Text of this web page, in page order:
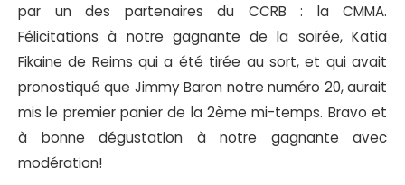
par un des partenaires du CCRB : la CMMA.
Félicitations à notre gagnante de la soirée, Katia
Fikaine de Reims qui a été tirée au sort, et qui avait
pronostiqué que Jimmy Baron notre numéro 20, aurait
mis le premier panier de la 2ème mi-temps. Bravo et
à bonne dégustation à notre gagnante avec
modération!